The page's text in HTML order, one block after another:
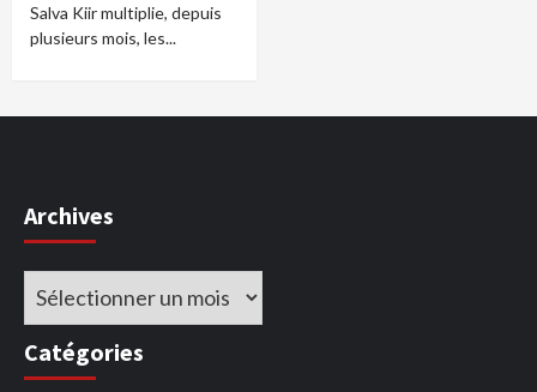
Salva Kiir multiplie, depuis
plusieurs mois, les...
Archives
Archives
Catégories